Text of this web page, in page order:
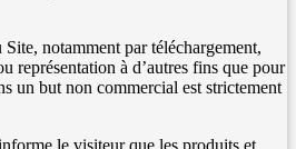
notamment par téléchargement,
représentation à d’autres fins que pour
un but non commercial est strictement
le visiteur que les produits et